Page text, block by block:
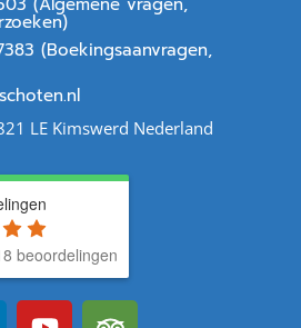
(Boekingsaanvragen,
LE Kimswerd Nederland
beoordelingen